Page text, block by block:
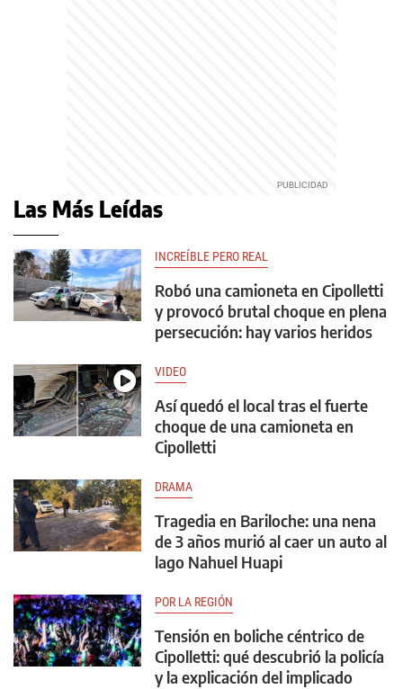
Las Más Leídas
INCREÍBLE PERO REAL
Robó una camioneta en Cipolletti
y provocó brutal choque en plena
persecución: hay varios heridos
VIDEO
Así quedó el local tras el fuerte
choque de una camioneta en
Cipolletti
DRAMA
Tragedia en Bariloche: una nena
de 3 años murió al caer un auto al
lago Nahuel Huapi
POR LA REGIÓN
Tensión en boliche céntrico de
Cipolletti: qué descubrió la policía
y la explicación del implicado